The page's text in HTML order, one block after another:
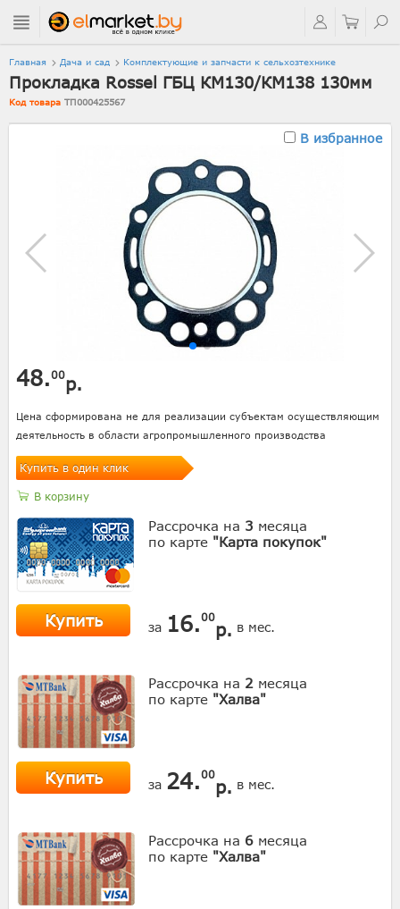
Главная Дача и сад Комплектующие и запчасти к сельхозтехнике
Прокладка Rossel ГБЦ КМ130/КМ138 130мм
Код товара ТП000425567
В избранное
48.00р.
Цена сформирована не для реализации субъектам осуществляющим
деятельность в области агропромышленного производства
Купить в один клик
В корзину
Рассрочка на 3 месяца
по карте "Карта покупок"
Купить за 16.00
р. в мес.
Рассрочка на 2 месяца
по карте "Халва"
Купить за 24.00
р. в мес.
Рассрочка на 6 месяца
по карте "Халва"